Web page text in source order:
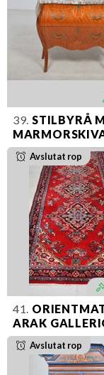
39. STILBYRÅ
Avslutat rop
41.
ARAK
Avslutat rop